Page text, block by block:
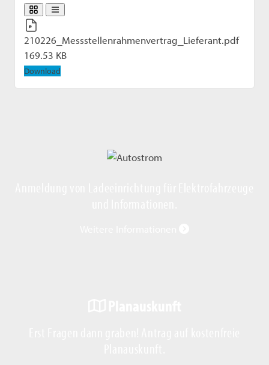
210226_Messstellenrahmenvertrag_Lieferant.pdf
169.53 KB
Download